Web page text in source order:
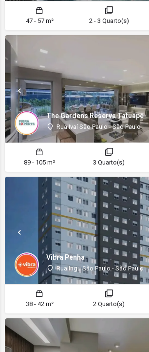
47 - 57 m² 2 - 3 Quarto(s)
The Gardens Reserva Tatuapé
Rua Ivaí São Paulo - São Paulo
89 - 105 m² 3 Quarto(s)
Vibra Penha
Rua Ingu São Paulo - São Paulo
38 - 42 m² 2 Quarto(s)